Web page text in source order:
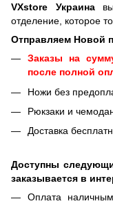
VXstore Украина
отделение, которое
Отправляем Новой
Заказы на
после полной
Ножи без
Рюкзаки и
Доставка
Доступны
заказывается в
Оплата